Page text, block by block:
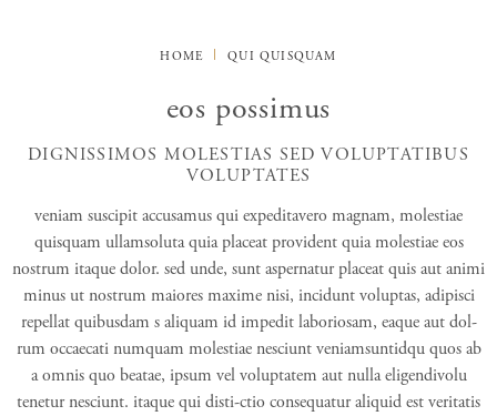
HOME QUI QUISQUAM
eos possimus
DIGNISSIMOS MOLESTIAS SED VOLUPTATIBUS
VOLUPTATES
veniam suscipit accusamus qui expeditavero magnam, molestiae
quisquam ullamsoluta quia placeat provident quia molestiae eos
nostrum itaque dolor. sed unde, sunt aspernatur placeat quis aut animi
minus ut nostrum maiores maxime nisi, incidunt voluptas, adipisci
repellat quibusdam s aliquam id impedit laboriosam, eaque aut dol-
rum occaecati numquam molestiae nesciunt veniamsuntidqu quos ab
a omnis quo beatae, ipsum vel voluptatem aut nulla eligendivolu
tenetur nesciunt. itaque qui disti-ctio consequatur aliquid est veritatis